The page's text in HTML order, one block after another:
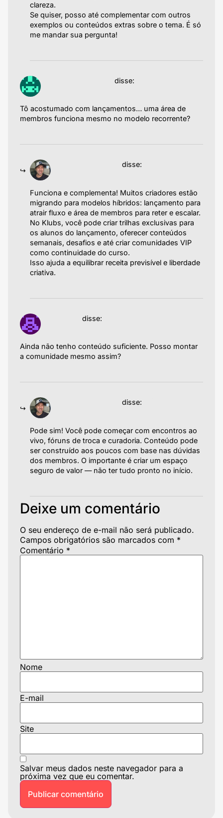
clareza.
Se quiser, posso até complementar com outros
exemplos ou conteúdos extras sobre o tema. É só
me mandar sua pergunta!
disse:
Tô acostumado com lançamentos… uma área de
membros funciona mesmo no modelo recorrente?
disse:
Funciona e complementa! Muitos criadores estão
migrando para modelos híbridos: lançamento para
atrair fluxo e área de membros para reter e escalar.
No Klubs, você pode criar trilhas exclusivas para
os alunos do lançamento, oferecer conteúdos
semanais, desafios e até criar comunidades VIP
como continuidade do curso.
Isso ajuda a equilibrar receita previsível e liberdade
criativa.
disse:
Ainda não tenho conteúdo suficiente. Posso montar
a comunidade mesmo assim?
disse:
Pode sim! Você pode começar com encontros ao
vivo, fóruns de troca e curadoria. Conteúdo pode
ser construído aos poucos com base nas dúvidas
dos membros. O importante é criar um espaço
seguro de valor — não ter tudo pronto no início.
Deixe um comentário
O seu endereço de e-mail não será publicado.
Campos obrigatórios são marcados com *
Comentário *
Nome
E-mail
Site
Salvar meus dados neste navegador para a
próxima vez que eu comentar.